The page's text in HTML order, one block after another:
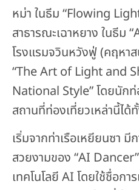
หม่า ในธีม “Flowing
สาธารณะเฉาหยาง ในธีม
โรงแรมจวินหวังฟู่ (คฤหาส
“The Art of Light and
National Style” โดยนักท่
สถานที่ท่องเที่ยวเหล่านี้ได้
เริ่มจากท่าเรือเหยียนซา
สวยงามของ “AI
เทคโนโลยี AI โดยใช้ชื่อก